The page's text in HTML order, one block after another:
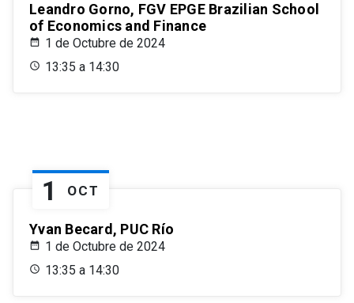
Leandro Gorno, FGV EPGE Brazilian School
of Economics and Finance
1 de Octubre de 2024
13:35 a 14:30
1 OCT
Yvan Becard, PUC Río
1 de Octubre de 2024
13:35 a 14:30